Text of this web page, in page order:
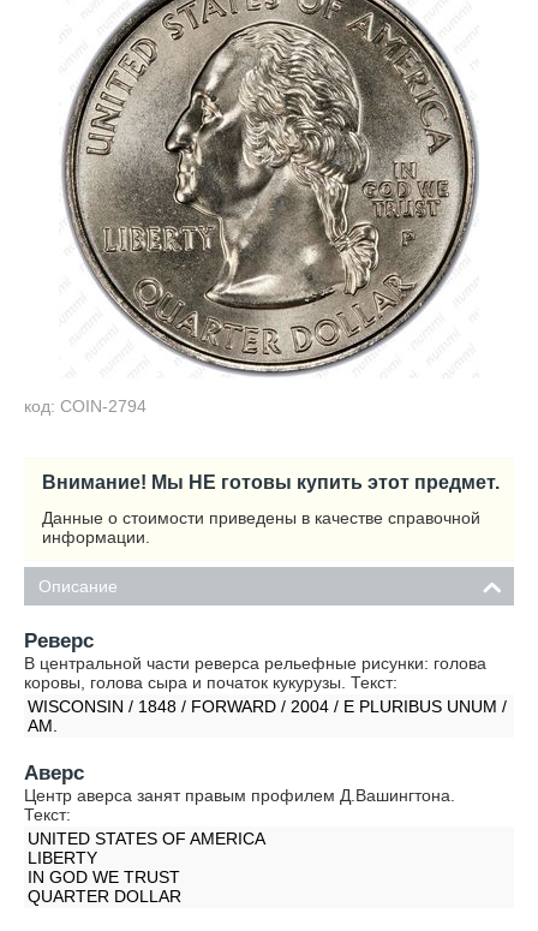
код: COIN-2794
Внимание! Мы НЕ готовы купить этот предмет.
Данные о стоимости приведены в качестве справочной
информации.
Описание
Реверс
В центральной части реверса рельефные рисунки: голова
коровы, голова сыра и початок кукурузы. Текст:
WISCONSIN / 1848 / FORWARD / 2004 / E PLURIBUS UNUM /
AM.
Аверс
Центр аверса занят правым профилем Д.Вашингтона.
Текст:
UNITED STATES OF AMERICA
LIBERTY
IN GOD WE TRUST
QUARTER DOLLAR